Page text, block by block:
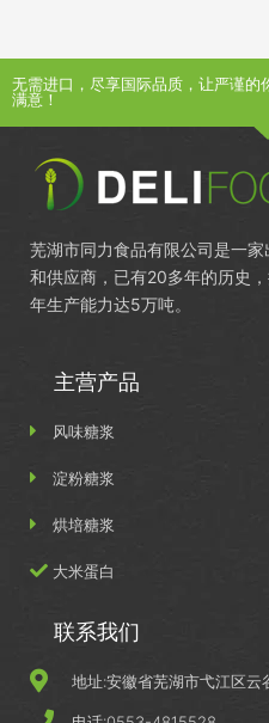
无需进口，尽享国际品质，让严谨的
满意！
芜湖市同力食品有限公司是一
和供应商，已有20多年的历史
年生产能力达5万吨。
主营产品
风味糖浆
淀粉糖浆
烘培糖浆
大米蛋白
联系我们
地址:安徽省芜湖市弋江区云